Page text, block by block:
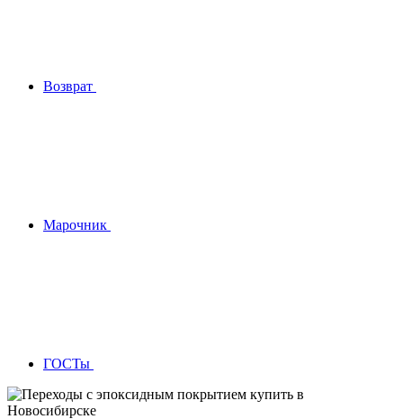
Возврат
Марочник
ГОСТы